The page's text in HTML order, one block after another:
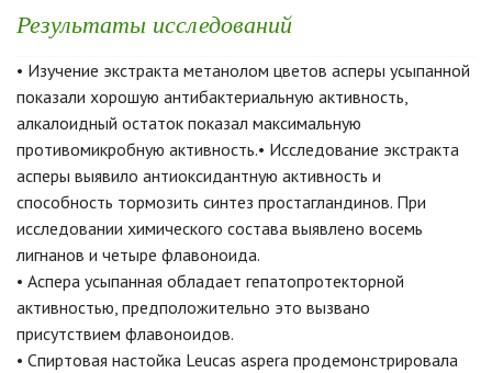
Результаты исследований
• Изучение экстракта метанолом цветов асперы усыпанной
показали хорошую антибактериальную активность,
алкалоидный остаток показал максимальную
противомикробную активность.• Исследование экстракта
асперы выявило антиоксидантную активность и
способность тормозить синтез простагландинов. При
исследовании химического состава выявлено восемь
лигнанов и четыре флавоноида.
• Аспера усыпанная обладает гепатопротекторной
активностью, предположительно это вызвано
присутствием флавоноидов.
• Спиртовая настойка Leucas aspera продемонстрировала